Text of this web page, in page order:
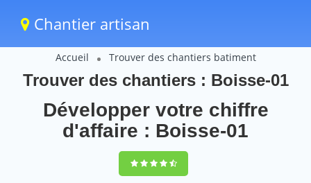
Chantier artisan
Accueil Trouver des chantiers batiment
Trouver des chantiers : Boisse-01
Développer votre chiffre
d'affaire : Boisse-01